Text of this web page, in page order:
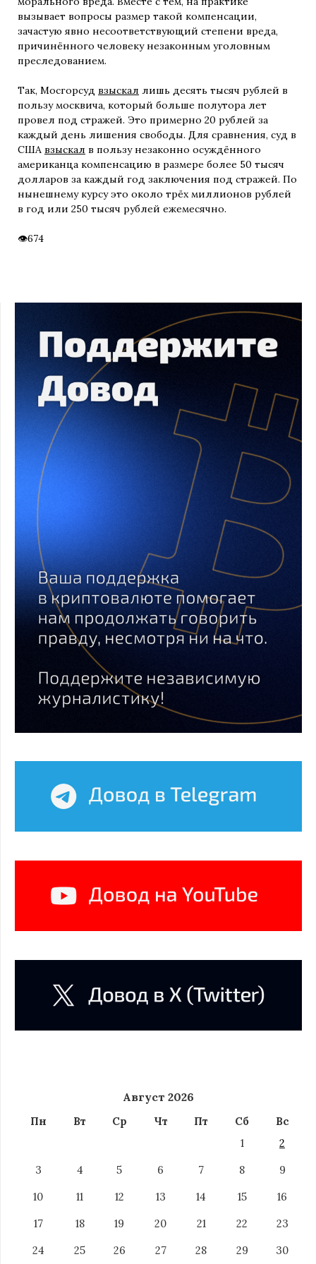
вызывает вопросы размер такой компенсации,
зачастую явно несоответствующий степени вреда,
причинённого человеку незаконным уголовным
преследованием.
Так, Мосгорсуд взыскал лишь десять тысяч рублей в
пользу москвича, который больше полутора лет
провел под стражей. Это примерно 20 рублей за
каждый день лишения свободы. Для сравнения, суд в
США взыскал в пользу незаконно осуждённого
американца компенсацию в размере более 50 тысяч
долларов за каждый год заключения под стражей. По
нынешнему курсу это около трёх миллионов рублей
в год или 250 тысяч рублей ежемесячно.
674
Август 2026
Пн Вт Ср Чт Пт Сб
Вс
1
2
3
4 5 6 7 8
9
10
11 12 13 14 15
16
17
18 19 20 21 22
23
24
25 26 27 28 29
30